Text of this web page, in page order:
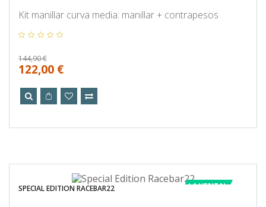
Kit manillar curva media: manillar + contrapesos
144,90 €
122,00 €
LA VENTA!
SPECIAL EDITION RACEBAR22